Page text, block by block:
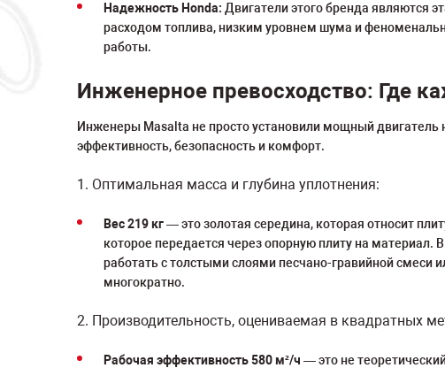
Надежность Honda: Двигатели этого бренда являются
расходом топлива, низким уровнем шума и
работы.
Инженерное превосходство: Где
Инженеры Masalta не просто установили мощный
эффективность, безопасность и комфорт.
1. Оптимальная масса и глубина уплотнения:
Вес 219 кг— это золотая середина, которая относит
которое передается через опорную плиту на материал. В
работать с толстыми слоями песчано-гравийной смеси
многократно.
2. Производительность, оцениваемая в квадратных
Рабочая эффективность 580 м²/ч — это не